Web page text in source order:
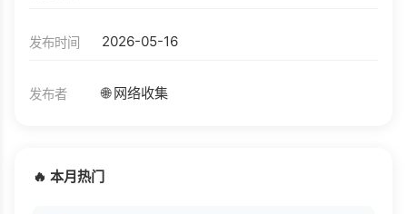
发布时间 2026-05-16
发布者 🌐 网络收集
🔥 本月热门